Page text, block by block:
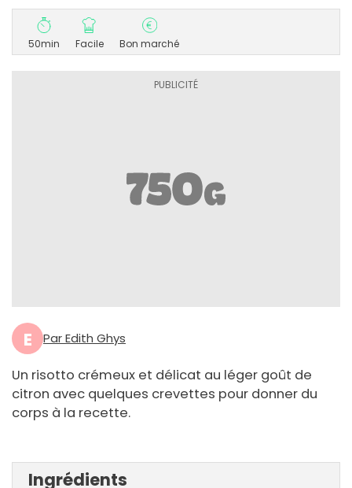
50min Facile Bon marché
E Par Edith Ghys
Un risotto crémeux et délicat au léger goût de
citron avec quelques crevettes pour donner du
corps à la recette.
Ingrédients